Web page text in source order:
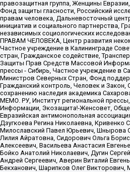
правозащитная группа, Женщины
Фонд защиты гласности, Российский
правам человека, Дальневосточный
инициатив и социального партнерства,
независимых социологических
ПРАВАМ ЧЕЛОВЕКА, Центр развития
Частное учреждение в Калининграде
стран, Гражданское содействие,
Защиты Прав Средств Массовой
прессы - Сибирь, Частное учреждение в
Министров Северных Стран, Фонд
Гражданский контроль, Человек и Закон,
сохранению наследия академика
МЕМО. РУ, Институт региональной
Информации, Экозащита!-Женсовет,
Евразийская антимонопольная
Дзугкоева Регина Николаевна, Кривенко
Милославский Павел Юрьевич, Шнырова
Лилия Айратовна, Сидорович Ольга
Алексеевич, Васильева Анастасия
Бойко Анатолий Николаевич, Дугин
Андрей Сергеевич, Аверин Виталий
Бекханович, Шарипков Олег